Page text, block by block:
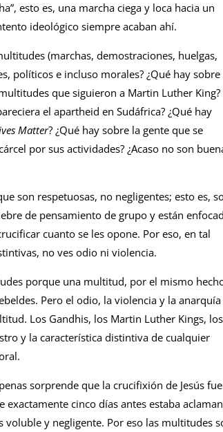
esto es, una marcha ciega y loca hacia un
ideológico siempre acaban ahí.
(marchas, demostraciones, huelgas,
políticos e incluso morales? ¿Qué hay sobre
que siguieron a Martin Luther King?
el apartheid en Sudáfrica? ¿Qué hay
Matter? ¿Qué hay sobre la gente que se
por sus actividades? ¿Acaso no son
son respetuosas, no negligentes; esto es,
de pensamiento de grupo y están
cuanto se les opone. Por eso, en tal
no ves odio ni violencia.
porque una multitud, por el mismo
Pero el odio, la violencia y la anarquía
Los Gandhis, los Martin Luther Kings, los
y la característica distintiva de cualquier
sorprende que la crucifixión de Jesús
cinco días antes estaba
y negligente. Por eso las multitudes